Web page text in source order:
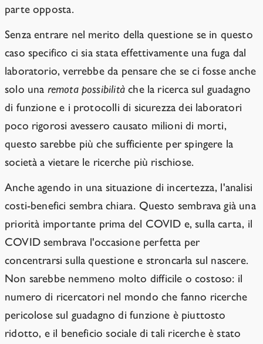
parte opposta.
Senza entrare nel merito della questione se in questo
caso specifico ci sia stata effettivamente una fuga dal
laboratorio, verrebbe da pensare che se ci fosse anche
solo una remota possibilitàche la ricerca sul guadagno
di funzione e i protocolli di sicurezza dei laboratori
poco rigorosi avessero causato milioni di morti,
questo sarebbe più che sufficiente per spingere la
società a vietare le ricerche più rischiose.
Anche agendo in una situazione di incertezza, l'analisi
costi-benefici sembra chiara. Questo sembrava già una
priorità importante prima del COVID e, sulla carta, il
COVID sembrava l'occasione perfetta per
concentrarsi sulla questione e stroncarla sul nascere.
Non sarebbe nemmeno molto difficile o costoso: il
numero di ricercatori nel mondo che fanno ricerche
pericolose sul guadagno di funzione è piuttosto
ridotto, e il beneficio sociale di tali ricerche è stato